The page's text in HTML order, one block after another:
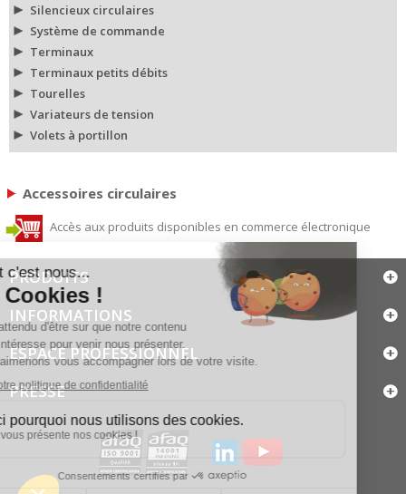
Silencieux circulaires
Système de commande
Terminaux
Terminaux petits débits
Tourelles
Variateurs de tension
Volets à portillon
Accessoires circulaires
Accès aux produits disponibles en commerce électronique
PRODUITS
INFORMATIONS
ESPACE PROFESSIONNEL
PRESSE